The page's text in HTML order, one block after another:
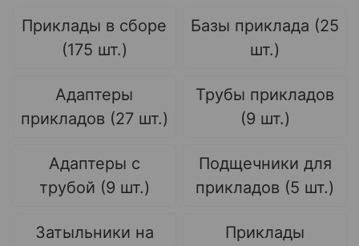
Приклады в сборе
(175 шт.)
Базы приклада (25
шт.)
Адаптеры
прикладов (27 шт.)
Трубы прикладов
(9 шт.)
Адаптеры с
трубой (9 шт.)
Подщечники для
прикладов (5 шт.)
Затыльники на
Приклады